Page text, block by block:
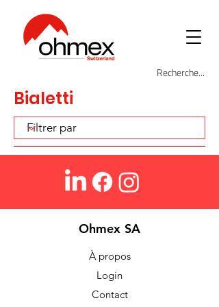
Bialetti
Ohmex SA
À propos
Login
Contact